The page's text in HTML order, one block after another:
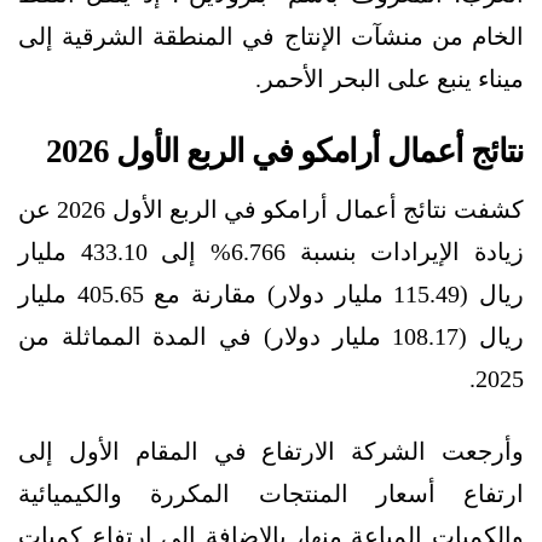
الخام من منشآت الإنتاج في المنطقة الشرقية إلى
ميناء ينبع على البحر الأحمر.
نتائج أعمال أرامكو في الربع الأول 2026
كشفت نتائج أعمال أرامكو في الربع الأول 2026 عن
زيادة الإيرادات بنسبة 6.766% إلى 433.10 مليار
ريال (115.49 مليار دولار) مقارنة مع 405.65 مليار
ريال (108.17 مليار دولار) في المدة المماثلة من
2025.
وأرجعت الشركة الارتفاع في المقام الأول إلى
ارتفاع أسعار المنتجات المكررة والكيميائية
والكميات المباعة منها، بالإضافة إلى ارتفاع كميات